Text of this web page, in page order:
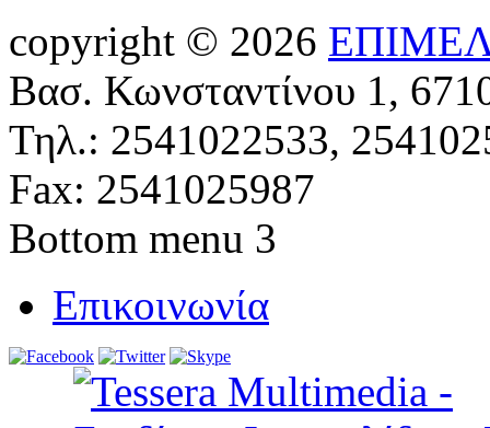
copyright © 2026
Βασ. Κωνσταντίνου 1,
Τηλ.: 2541022533,
Fax: 2541025987
Bottom menu 3
Επικοινωνία